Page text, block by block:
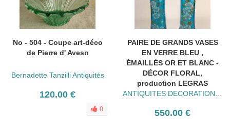
No - 504 - Coupe art-déco
de Pierre d' Avesn
Bernadette Tanzilli Antiquités
120.00 €
0
PAIRE DE GRANDS VASES
EN VERRE BLEU ,
ÉMAILLÉS OR ET BLANC -
DÉCOR FLORAL,
production LEGRAS
550.00 €